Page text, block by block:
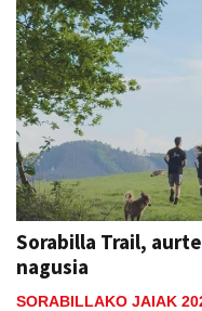
Sorabilla Trail,
nagusia
SORABILLAKO JAIAK